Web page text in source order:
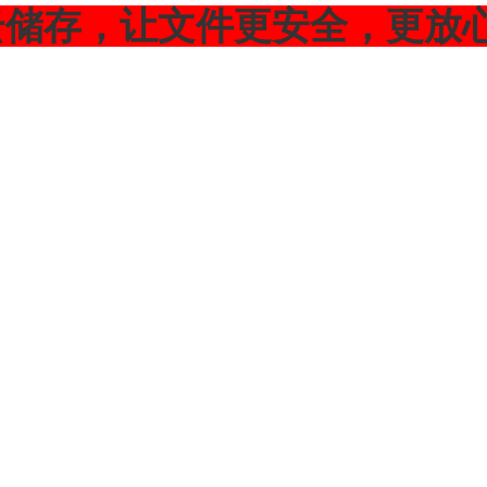
存，让文件更安全，更放